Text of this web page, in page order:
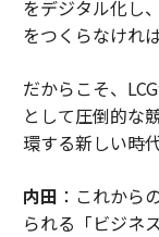
をデジタル化し
をつくらなけれ
だからこそ、
として圧倒的な
環する新しい時
内田 ：これから
られる「ビジネ